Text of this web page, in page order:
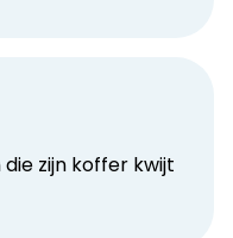
zijn koffer kwijt